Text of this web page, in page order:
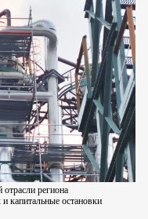
региона
и капитальные остановки